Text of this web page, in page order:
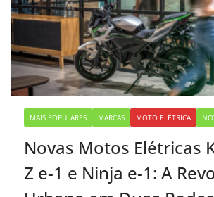
MAIS POPULARES MARCAS MOTO ELÉTRICA
Novas Motos Elétricas
Z e-1 e Ninja e-1: A